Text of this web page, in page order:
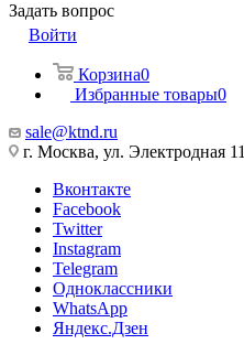
Задать вопрос
Войти
Корзина0
Избранные товары0
sale@ktnd.ru
г. Москва, ул. Электродная 11
Вконтакте
Facebook
Twitter
Instagram
Telegram
Одноклассники
WhatsApp
Яндекс.Дзен